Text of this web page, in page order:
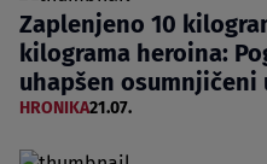
Zaplenjeno 10
kilograma heroina:
uhapšen osumnjičeni
HRONIKA21.07.